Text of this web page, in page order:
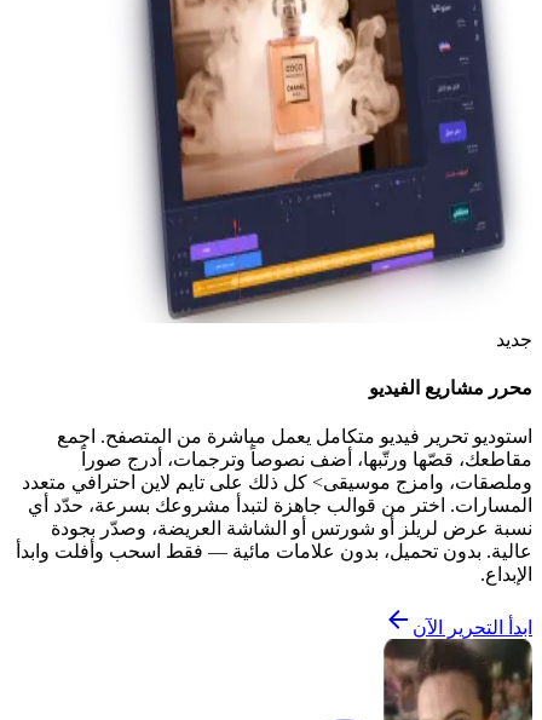
جديد
محرر مشاريع الفيديو
استوديو تحرير فيديو متكامل يعمل مباشرة من المتصفح. اجمع
مقاطعك، قصّها ورتّبها، أضف نصوصاً وترجمات، أدرج صوراً
وملصقات، وامزج موسيقى> كل ذلك على تايم لاين احترافي متعدد
المسارات. اختر من قوالب جاهزة لتبدأ مشروعك بسرعة، حدّد أي
نسبة عرض لريلز أو شورتس أو الشاشة العريضة، وصدّر بجودة
عالية. بدون تحميل، بدون علامات مائية — فقط اسحب وأفلت وابدأ
الإبداع.
ابدأ التحرير الآن